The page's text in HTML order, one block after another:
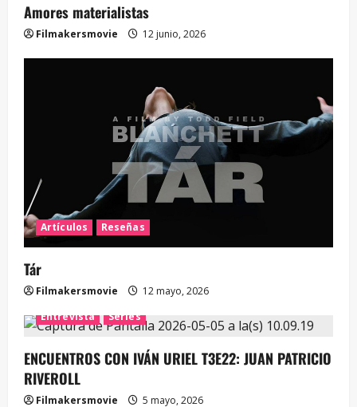
Amores materialistas
Filmakersmovie 12 junio, 2026
Artículos Reseñas
Tár
Filmakersmovie
12 mayo, 2026
Entrevista
Series
ENCUENTROS CON IVÁN URIEL T3E22: JUAN PATRICIO
RIVEROLL
Filmakersmovie 5 mayo, 2026